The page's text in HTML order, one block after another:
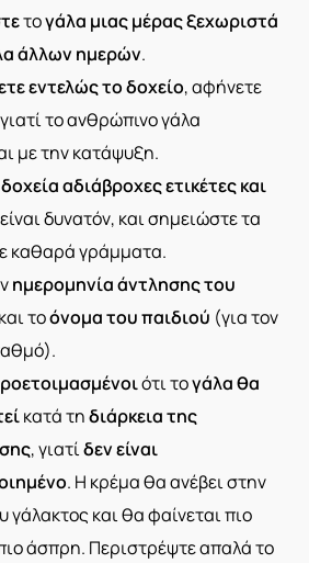
τογάλα μιας μέρας ξεχωριστά
άλλων ημερών.
εντελώς το δοχείο, αφήνετε
το ανθρώπινο γάλα
με την κατάψυξη.
αδιάβροχες ετικέτες και
δυνατόν, και σημειώστε τα
καθαρά γράμματα.
ημερομηνία άντλησης του
τοόνομα του παιδιού (για τον
ότι τογάλα θα
κατά τηδιάρκεια της
, γιατίδεν είναι
. Η κρέμα θα ανέβει στην
γάλακτος και θα φαίνεται πιο
άσπρη. Περιστρέψτε απαλά το